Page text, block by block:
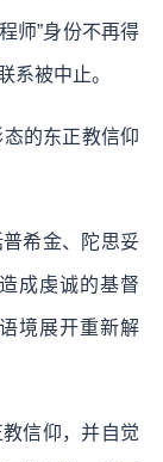
师”身份不再得
系被中止。
的东正教信仰
希金、陀思妥
成虔诚的基督
境展开重新解
信仰，并自觉